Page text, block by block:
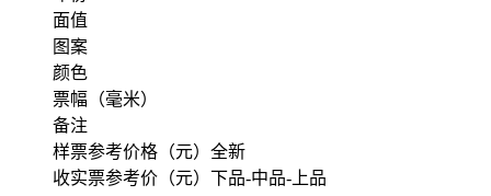
面值
图案
颜色
票幅（毫米）
备注
样票参考价格（元）全新
收实票参考价（元）下品-中品-上品